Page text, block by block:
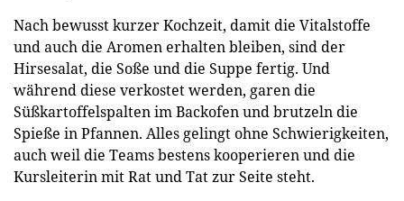
Nach bewusst kurzer Kochzeit, damit die Vitalstoffe
und auch die Aromen erhalten bleiben, sind der
Hirsesalat, die Soße und die Suppe fertig. Und
während diese verkostet werden, garen die
Süßkartoffelspalten im Backofen und brutzeln die
Spieße in Pfannen. Alles gelingt ohne Schwierigkeiten,
auch weil die Teams bestens kooperieren und die
Kursleiterin mit Rat und Tat zur Seite steht.